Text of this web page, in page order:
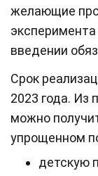
желающие
введении
Срок
2023 года. Из
можно
упрощенном
детскую